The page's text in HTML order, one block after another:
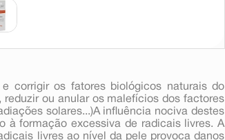
corrigir os fatores biológicos naturais do
ou anular os malefícios dos factores
solares...)A influência nociva destes
à formação excessiva de radicais livres. A
livres ao nível da pele provoca danos